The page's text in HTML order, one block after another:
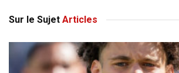
Sur le Sujet Articles